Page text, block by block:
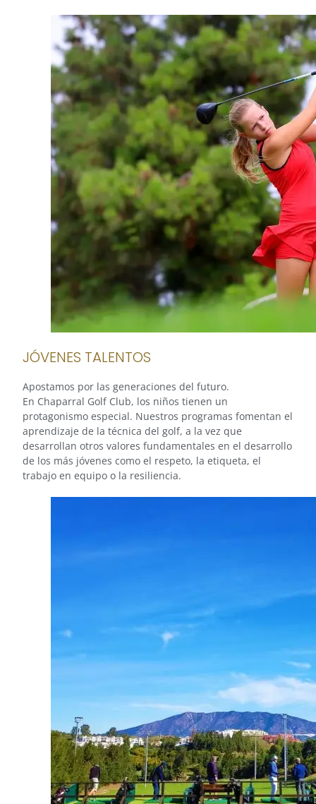
JÓVENES TALENTOS
Apostamos por las generaciones del futuro.
En Chaparral Golf Club, los niños tienen un
protagonismo especial. Nuestros programas fomentan el
aprendizaje de la técnica del golf, a la vez que
desarrollan otros valores fundamentales en el desarrollo
de los más jóvenes como el respeto, la etiqueta, el
trabajo en equipo o la resiliencia.